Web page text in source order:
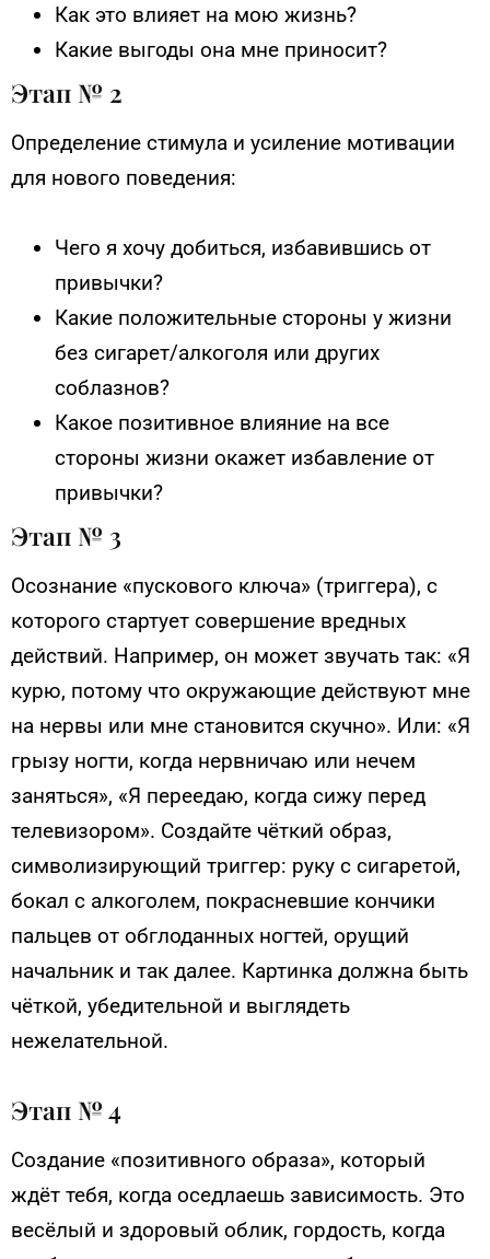
Как это влияет на мою жизнь?
Какие выгоды она мне приносит?
Этап № 2
Определение стимула и усиление мотивации
для нового поведения:
Чего я хочу добиться, избавившись от
привычки?
Какие положительные стороны у жизни
без сигарет/алкоголя или других
соблазнов?
Какое позитивное влияние на все
стороны жизни окажет избавление от
привычки?
Этап № 3
Осознание «пускового ключа» (триггера), с
которого стартует совершение вредных
действий. Например, он может звучать так: «Я
курю, потому что окружающие действуют мне
на нервы или мне становится скучно». Или: «Я
грызу ногти, когда нервничаю или нечем
заняться», «Я переедаю, когда сижу перед
телевизором». Создайте чёткий образ,
символизирующий триггер: руку с сигаретой,
бокал с алкоголем, покрасневшие кончики
пальцев от обглоданных ногтей, орущий
начальник и так далее. Картинка должна быть
чёткой, убедительной и выглядеть
нежелательной.
Этап № 4
Создание «позитивного образа», который
ждёт тебя, когда оседлаешь зависимость. Это
весёлый и здоровый облик, гордость, когда